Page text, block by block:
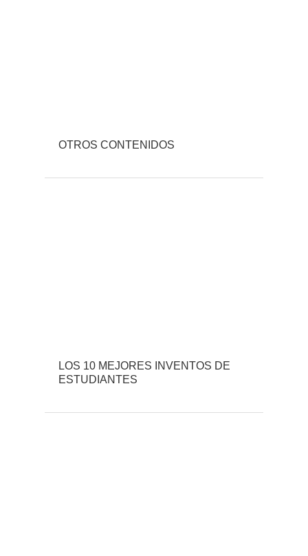
OTROS CONTENIDOS
LOS 10 MEJORES INVENTOS DE
ESTUDIANTES